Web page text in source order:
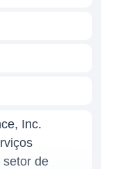
Inc.
setor de